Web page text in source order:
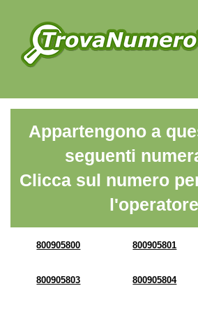
Appartengono a
seguenti
Clicca sul numero
800905800 800905801
800905803 800905804